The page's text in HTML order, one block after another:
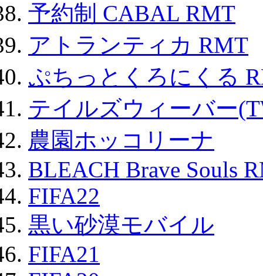
予約制 CABAL RMT
アトランティカ RMT
ぷちっとくろにくる
テイルズウィーバー
農園ホッコリーナ
BLEACH Brave Souls
FIFA22
黒い砂漠モバイル
FIFA21